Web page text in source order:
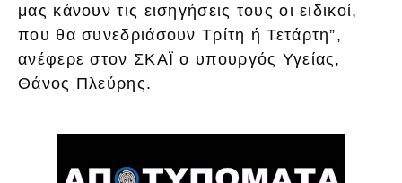
μας κάνουν τις εισηγήσεις τους οι ειδικοί,
που θα συνεδριάσουν Τρίτη ή Τετάρτη”,
ανέφερε στον ΣΚΑΪ ο υπουργός Υγείας,
Θάνος Πλεύρης.